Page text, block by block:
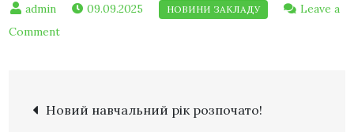
09.09.2025
Leave a
Comment
Новий навчальний рік розпочато!